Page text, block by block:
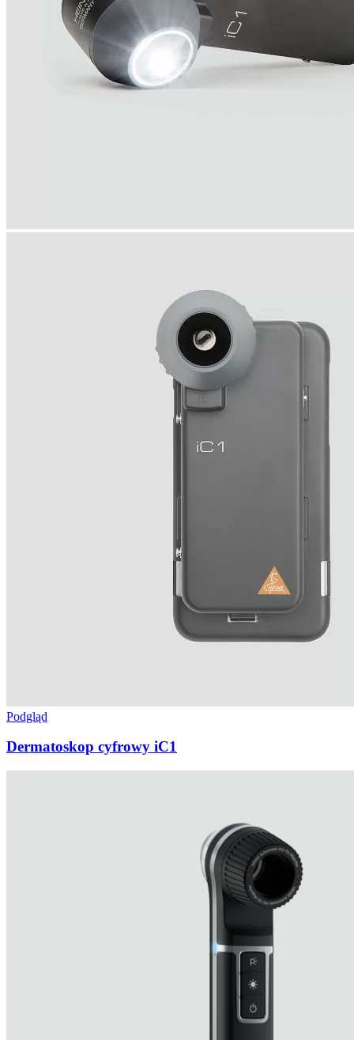
Podgląd
Dermatoskop cyfrowy iC1